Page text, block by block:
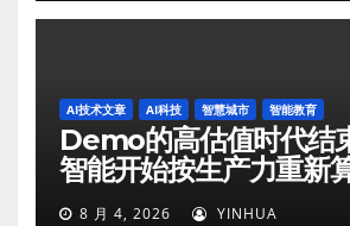
AI技术文章 AI科技 智慧城市 智能教育
Demo的高估值时代结
智能开始按生产力重新
8 月 4, 2026 YINHUA